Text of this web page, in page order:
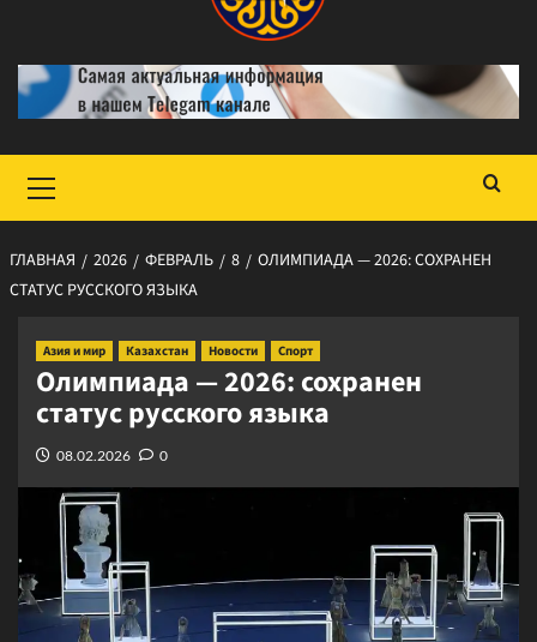
меню
ГЛАВНАЯ 2026 ФЕВРАЛЬ 8
ОЛИМПИАДА — 2026: СОХРАНЕН
СТАТУС РУССКОГО ЯЗЫКА
Азия и мир Казахстан Новости Спорт
Олимпиада — 2026: сохранен
статус русского языка
08.02.2026 0